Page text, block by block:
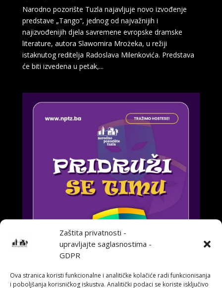
Zaštita privatnosti -
upravljajte saglasnostima -
GDPR
Ova stranica koristi funkcionalne i analitičke kolačiće radi funkcionisanja
i poboljšanja korisničkog iskustva. Analitički podaci se koriste isključivo
Narodno pozorište Tuzla najavljuje novo izvođenje
predstave „Tango“, jednog od najvažnijih i
najizvođenijih djela savremene evropske dramske
literature, autora Slawomira Mrożeka, u režiji
istaknutog reditelja Radoslava Milenkovića. Predstava
će biti izvedena u petak,...